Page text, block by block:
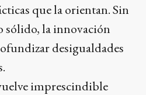
que la orientan. Sin
sólido, la innovación
desigualdades
imprescindible